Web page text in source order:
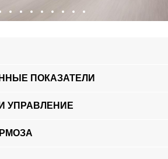
ПОКАЗАТЕЛИ
УПРАВЛЕНИЕ